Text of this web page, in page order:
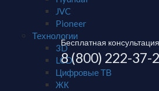
Бесплатная консультация
8 (800) 222-37-
JVC
Pioneer
Технологии
3D
LCD
Цифровые ТВ
ЖК